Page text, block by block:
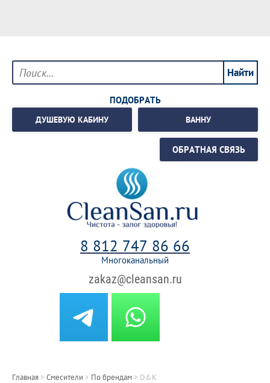
ПОДОБРАТЬ
ДУШЕВУЮ КАБИНУ ВАННУ
ОБРАТНАЯ СВЯЗЬ
8 812 747 86 66
Многоканальный
zakaz@cleansan.ru
Главная > Смесители > По брендам > D&K